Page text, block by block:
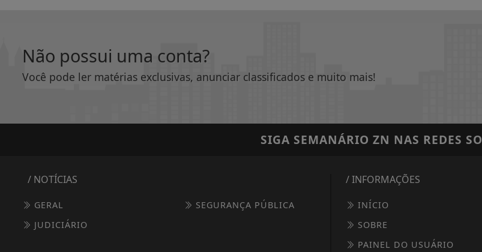
Não possui uma conta?
Você pode ler matérias exclusivas, anunciar classificados e muito mais!
SIGA SEMANÁRIO ZN NAS REDES
/ NOTÍCIAS
GERAL
SEGURANÇA PÚBLICA
JUDICIÁRIO
/ INFORMAÇÕES
INÍCIO
SOBRE
PAINEL DO USUÁRIO